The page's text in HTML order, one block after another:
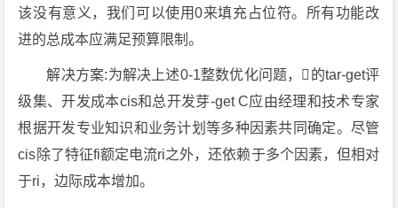
该没有意义，我们可以使用0来填充占位符。所有功能改
进的总成本应满足预算限制。
解决方案:为解决上述0-1整数优化问题，的tar-get评
级集、开发成本cis和总开发芽-get C应由经理和技术专家
根据开发专业知识和业务计划等多种因素共同确定。尽管
cis除了特征fi额定电流ri之外，还依赖于多个因素，但相对
于ri，边际成本增加。